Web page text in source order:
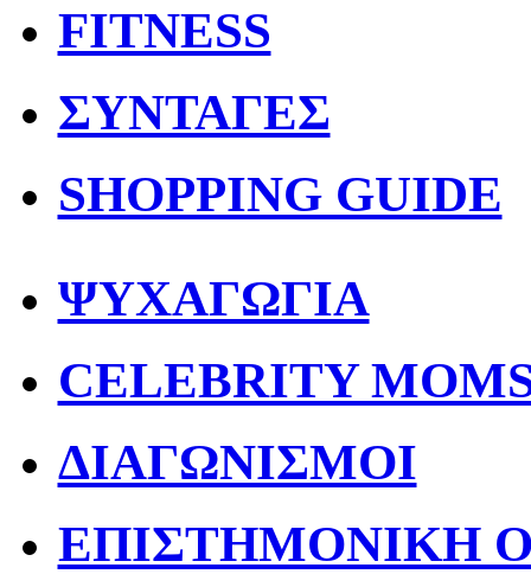
FITNESS
ΣΥΝΤΑΓΕΣ
SHOPPING GUIDE
ΨΥΧΑΓΩΓΙΑ
CELEBRITY
ΔΙΑΓΩΝΙΣΜΟΙ
ΕΠΙΣΤΗΜΟΝΙΚΗ